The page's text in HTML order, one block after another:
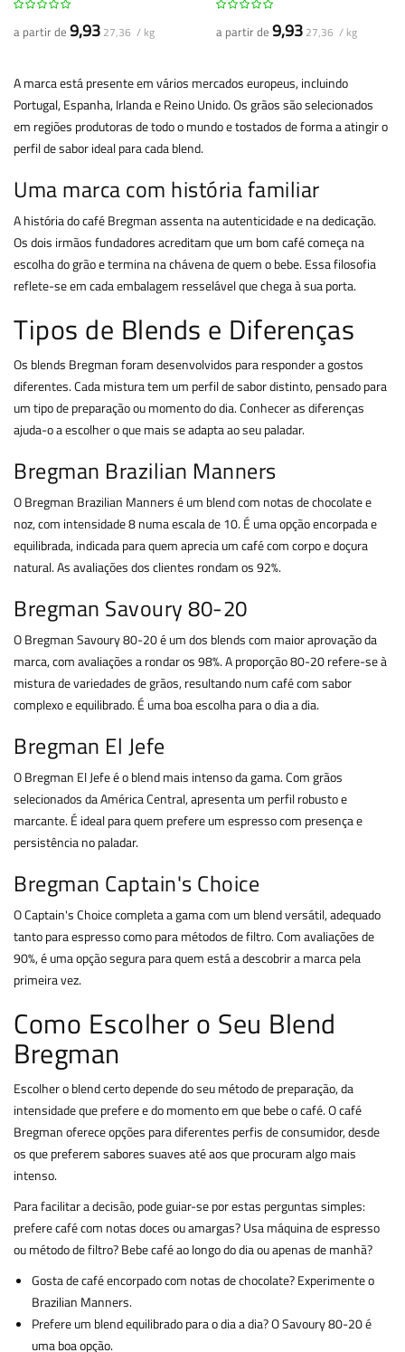
a partir de 9,93 27,36 / kg a partir de 9,93 27,36 / kg
A marca está presente em vários mercados europeus, incluindo
Portugal, Espanha, Irlanda e Reino Unido. Os grãos são selecionados
em regiões produtoras de todo o mundo e tostados de forma a atingir o
perfil de sabor ideal para cada blend.
Uma marca com história familiar
A história do café Bregman assenta na autenticidade e na dedicação.
Os dois irmãos fundadores acreditam que um bom café começa na
escolha do grão e termina na chávena de quem o bebe. Essa filosofia
reflete-se em cada embalagem resselável que chega à sua porta.
Tipos de Blends e Diferenças
Os blends Bregman foram desenvolvidos para responder a gostos
diferentes. Cada mistura tem um perfil de sabor distinto, pensado para
um tipo de preparação ou momento do dia. Conhecer as diferenças
ajuda-o a escolher o que mais se adapta ao seu paladar.
Bregman Brazilian Manners
O Bregman Brazilian Manners é um blend com notas de chocolate e
noz, com intensidade 8 numa escala de 10. É uma opção encorpada e
equilibrada, indicada para quem aprecia um café com corpo e doçura
natural. As avaliações dos clientes rondam os 92%.
Bregman Savoury 80-20
O Bregman Savoury 80-20 é um dos blends com maior aprovação da
marca, com avaliações a rondar os 98%. A proporção 80-20 refere-se à
mistura de variedades de grãos, resultando num café com sabor
complexo e equilibrado. É uma boa escolha para o dia a dia.
Bregman El Jefe
O Bregman El Jefe é o blend mais intenso da gama. Com grãos
selecionados da América Central, apresenta um perfil robusto e
marcante. É ideal para quem prefere um espresso com presença e
persistência no paladar.
Bregman Captain's Choice
O Captain's Choice completa a gama com um blend versátil, adequado
tanto para espresso como para métodos de filtro. Com avaliações de
90%, é uma opção segura para quem está a descobrir a marca pela
primeira vez.
Como Escolher o Seu Blend
Bregman
Escolher o blend certo depende do seu método de preparação, da
intensidade que prefere e do momento em que bebe o café. O café
Bregman oferece opções para diferentes perfis de consumidor, desde
os que preferem sabores suaves até aos que procuram algo mais
intenso.
Para facilitar a decisão, pode guiar-se por estas perguntas simples:
prefere café com notas doces ou amargas? Usa máquina de espresso
ou método de filtro? Bebe café ao longo do dia ou apenas de manhã?
Gosta de café encorpado com notas de chocolate? Experimente o
Brazilian Manners.
Prefere um blend equilibrado para o dia a dia? O Savoury 80-20 é
uma boa opção.